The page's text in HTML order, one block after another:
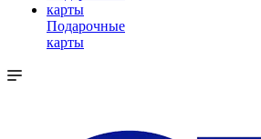
Подарочные
карты